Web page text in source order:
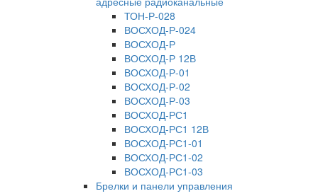
ТОН-Р-028
ВОСХОД-Р-024
ВОСХОД-Р
ВОСХОД-Р 12В
ВОСХОД-Р-01
ВОСХОД-Р-02
ВОСХОД-Р-03
ВОСХОД-РС1
ВОСХОД-РС1 12В
ВОСХОД-РС1-01
ВОСХОД-РС1-02
ВОСХОД-РС1-03
Брелки и панели управления